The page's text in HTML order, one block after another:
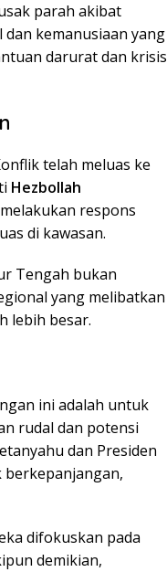
parah akibat
kemanusiaan yang
darurat dan krisis
telah meluas ke
Hezbollah
respons
di kawasan.
Tengah bukan
yang melibatkan
lebih besar.
ini adalah untuk
rudal dan potensi
dan Presiden
berkepanjangan,
difokuskan pada
demikian,